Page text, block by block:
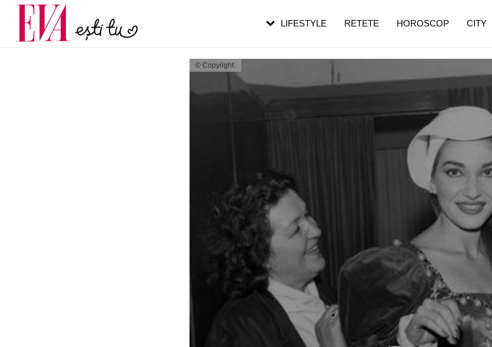
© Copyright:
LIFESTYLE RETETE HOROSCOP CITY
Carieră
Actualitate
pe măsură ce înaintezi în vârstă